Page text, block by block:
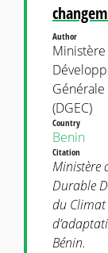
Author
(DGEC)
Country
Benin
Citation
Ministère
Durable
du Climat
Bénin.